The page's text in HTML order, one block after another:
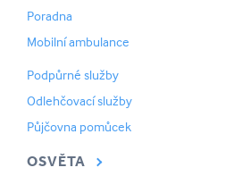
Poradna
Mobilní ambulance
Podpůrné služby
Odlehčovací služby
Půjčovna pomůcek
OSVĚTA